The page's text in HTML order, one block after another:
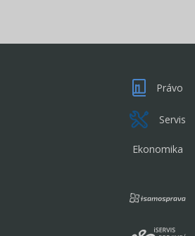
Právo
Servis
Ekonomika